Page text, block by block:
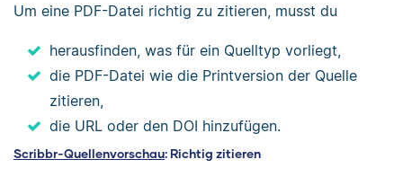
Um eine PDF-Datei richtig zu zitieren, musst du
herausfinden, was für ein Quelltyp vorliegt,
die PDF-Datei wie die Printversion der Quelle
zitieren,
die URL oder den DOI hinzufügen.
Scribbr-Quellenvorschau: Richtig zitieren